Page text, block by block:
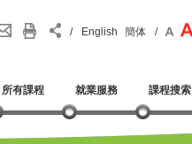
/ English 簡体 /
所有課程 就業服務 課程搜索